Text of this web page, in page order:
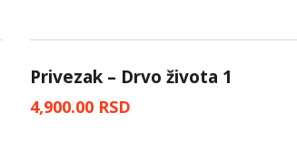
Privezak – Drvo života 1
4,900.00 RSD